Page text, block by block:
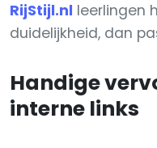
RijStijl.nl leerlingen
duidelijkheid, dan
Handige
interne links